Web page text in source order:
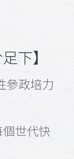
下】
參政培力
世代快